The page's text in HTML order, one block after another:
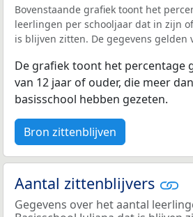
Bovenstaande grafiek toont het
leerlingen per schooljaar dat in zijn
is blijven zitten. De gegevens gelden
De grafiek toont het percentage
van 12 jaar of ouder, die meer
basisschool hebben gezeten.
Bron zittenblijven
Aantal zittenblijvers
Gegevens over het aantal